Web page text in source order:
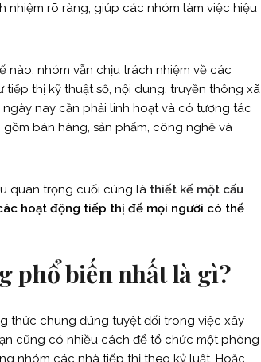
nhiệm rõ ràng, giúp các nhóm làm việc hiệu
nào, nhóm vẫn chịu trách nhiệm về các
thị kỹ thuật số, nội dung, truyền thông xã
nay cần phải linh hoạt và có tương tác
bán hàng, sản phẩm, công nghệ và
quan trọng cuối cùng là thiết kế một cấu
hoạt động tiếp thị để mọi người có thể
phổ biến nhất là gì?
thức chung đúng tuyệt đối trong việc xây
cũng có nhiều cách để tổ chức một phòng
nhóm các nhà tiếp thị theo kỷ luật. Hoặc